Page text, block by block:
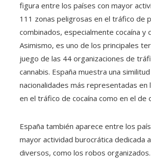
figura entre los países con mayor
111 zonas peligrosas en el tráfico de
combinados, especialmente cocaína y
Asimismo, es uno de los principales
juego de las 44 organizaciones de
cannabis. España muestra una
nacionalidades más representadas
en el tráfico de cocaína como en el de
España también aparece entre los
mayor actividad burocrática dedicada
diversos, como los robos